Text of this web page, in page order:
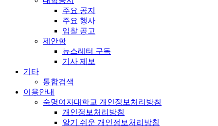
주요 공지
주요 행사
입찰 공고
제안함
뉴스레터 구독
기사 제보
기타
통합검색
이용안내
숙명여자대학교 개인정보처리방침
개인정보처리방침
알기 쉬운 개인정보처리방침